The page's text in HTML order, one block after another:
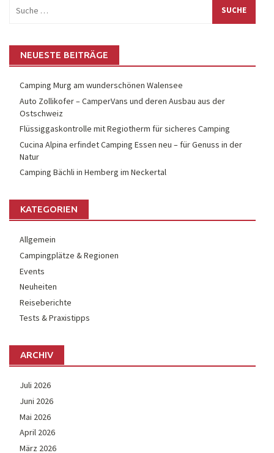
nach:
NEUESTE BEITRÄGE
Camping Murg am wunderschönen Walensee
Auto Zollikofer – CamperVans und deren Ausbau aus der
Ostschweiz
Flüssiggaskontrolle mit Regiotherm für sicheres Camping
Cucina Alpina erfindet Camping Essen neu – für Genuss in der
Natur
Camping Bächli in Hemberg im Neckertal
KATEGORIEN
Allgemein
Campingplätze & Regionen
Events
Neuheiten
Reiseberichte
Tests & Praxistipps
ARCHIV
Juli 2026
Juni 2026
Mai 2026
April 2026
März 2026